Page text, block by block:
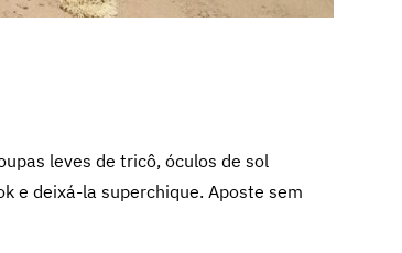
leves de tricô, óculos de sol
e deixá-la superchique. Aposte sem